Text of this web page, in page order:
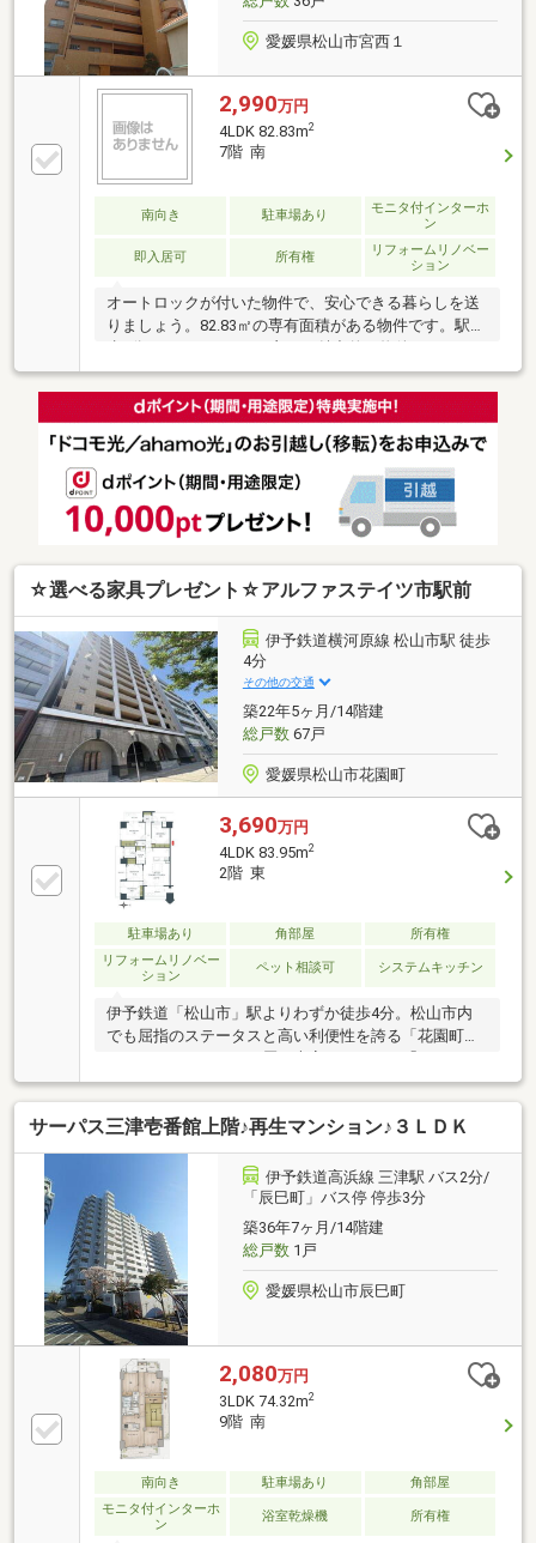
愛媛県松山市宮西１
2,990万円
4LDK 82.83m2
7階 南
南向き 駐車場あり
モニタ付インターホ
ン
即入居可 所有権
リフォームリノベー
ション
オートロックが付いた物件で、安心できる暮らしを送
りましょう。82.83㎡の専有面積がある物件です。駅徒
ーパーが近いと買い物が楽になると主婦の方に喜ばれ
ます。駐車場利用代金は1ヵ月6000円です。駐輪場が
利用できるので、自転車の盗難の心配がありません。
この物件は13階建てとなっており、見晴らしもいいで
☆選べる家具プレゼント☆アルファステイツ市駅前
伊予鉄道横河原線 松山市駅 徒歩
4分
その他の交通
築22年5ヶ月/14階建
総戸数67戸
愛媛県松山市花園町
3,690万円
4LDK 83.95m2
2階 東
駐車場あり 角部屋
所有権
リフォームリノベー
ション
ペット相談可 システムキッチン
伊予鉄道「松山市」駅よりわずか徒歩4分。松山市内
でも屈指のステータスと高い利便性を誇る「花園町」
ステイツ市駅前」が登場しました！2階部分に位置す
るこちらの住戸は、専有面積83.95㎡を確保したゆとり
ある4LDK。角住戸ならではの開放感があります。市駅
前のデパートや地下街、花園町の美しい街路、おしゃ
れなショップや飲食店、医療機関などがすべて徒歩圏
内に揃う「都市型スマートライフ」が実現します。現
在は空家となっており、スムーズにご案内可能です。
松山中心部で上質な新生活をスタートさせたい方は、
ぜひお早めにお問い合わせください！
サーパス三津壱番館上階♪再生マンション♪３ＬＤＫ
伊予鉄道高浜線 三津駅 バス2分/
「辰巳町」バス停 停歩3分
築36年7ヶ月/14階建
総戸数1戸
愛媛県松山市辰巳町
2,080万円
3LDK 74.32m2
9階 南
南向き 駐車場あり
角部屋
モニタ付インターホ
ン
浴室乾燥機 所有権